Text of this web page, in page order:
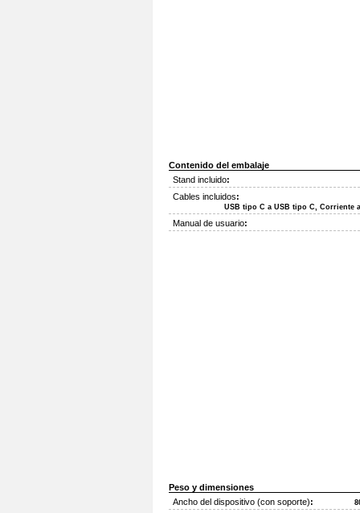
Contenido del embalaje
Stand incluido:
Cables incluidos:
USB tipo C a USB tipo C, Corriente
Manual de usuario:
Peso y dimensiones
Ancho del dispositivo (con soporte):